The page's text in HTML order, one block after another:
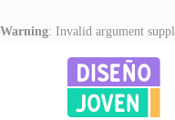
Warning: Invalid argument